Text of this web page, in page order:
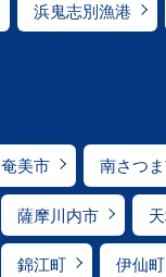
浜鬼志別漁港
奄美市 南さつ
薩摩川内市
錦江町 伊仙町